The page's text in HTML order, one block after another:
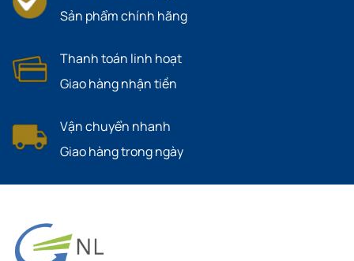
Sản phẩm chính hãng
Thanh toán linh hoạt
Giao hàng nhận tiền
Vận chuyển nhanh
Giao hàng trong ngày